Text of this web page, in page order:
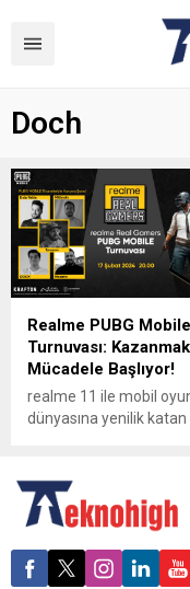
Doch
Realme PUBG Mobile
Turnuvası:
Mücadele Başlıyor!
realme 11 ile mobil
dünyasına yenilik katan
oyunseverleri bir araya
getiriyor. PUBG Mobile
dünyasının önemli
yayıncılarının yer
turnuva, 17 Şubat